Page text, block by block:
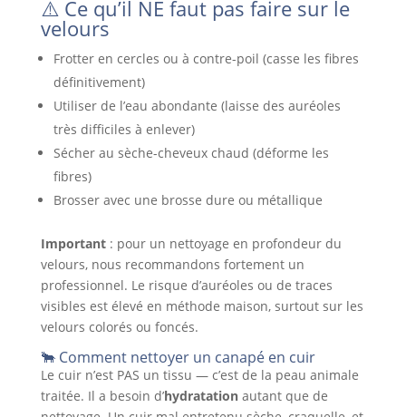
⚠️ Ce qu’il NE faut pas faire sur le
velours
Frotter en cercles ou à contre-poil (casse les fibres
définitivement)
Utiliser de l’eau abondante (laisse des auréoles
très difficiles à enlever)
Sécher au sèche-cheveux chaud (déforme les
fibres)
Brosser avec une brosse dure ou métallique
Important: pour un nettoyage en profondeur du
velours, nous recommandons fortement un
professionnel. Le risque d’auréoles ou de traces
visibles est élevé en méthode maison, surtout sur les
velours colorés ou foncés.
🐂 Comment nettoyer un canapé en cuir
Le cuir n’est PAS un tissu — c’est de la peau animale
traitée. Il a besoin d’hydratationautant que de